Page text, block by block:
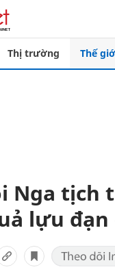
Thị trường Thế
Nga tịch
lựu